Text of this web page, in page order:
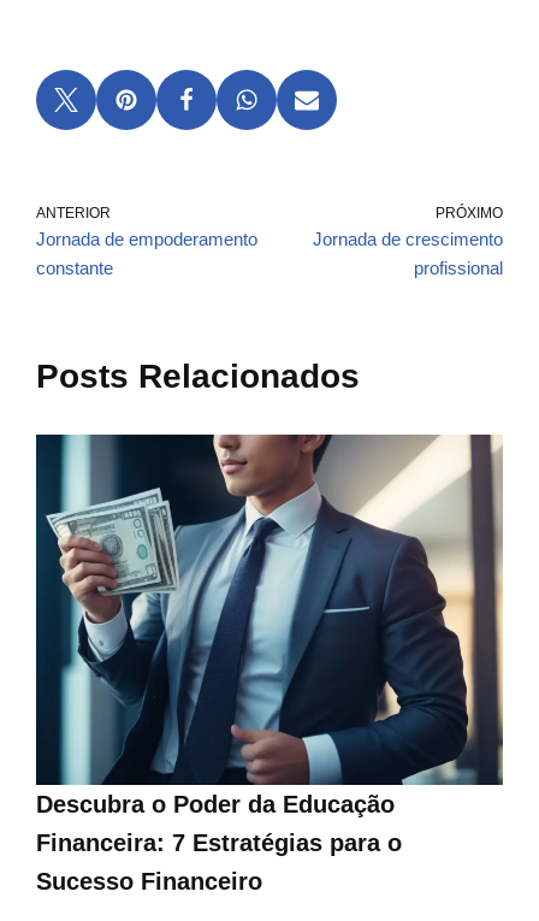
ANTERIOR
Jornada de empoderamento
constante
PRÓXIMO
Jornada de crescimento
profissional
Posts Relacionados
Descubra o Poder da Educação
Financeira: 7 Estratégias para o
Sucesso Financeiro